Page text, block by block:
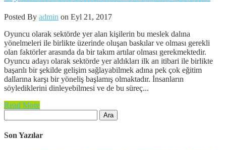
Posted By admin on Eyl 21, 2017
Oyuncu olarak sektörde yer alan kişilerin bu meslek dalına
yönelmeleri ile birlikte üzerinde oluşan baskılar ve olması gerekli
olan faktörler arasında da bir takım artılar olması gerekmektedir.
Oyuncu adayı olarak sektörde yer aldıkları ilk an itibari ile birlikte
başarılı bir şekilde gelişim sağlayabilmek adına pek çok eğitim
dallarına karşı bir yöneliş başlamış olmaktadır. İnsanların
söylediklerini dinleyebilmesi ve de bu süreç...
Read More
Son Yazılar